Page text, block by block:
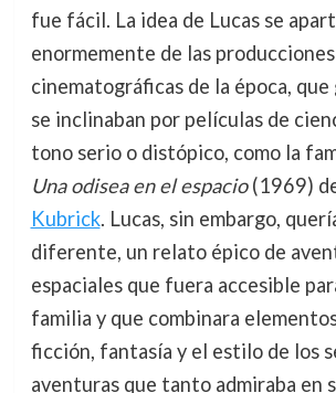
fue fácil. La idea de Lucas se
enormemente de las producciones
cinematográficas de la época,
se inclinaban por películas de
tono serio o distópico, como la
Una odisea en el espacio(1969)
Kubrick. Lucas, sin embargo,
diferente, un relato épico de
espaciales que fuera accesible
familia y que combinara
ficción, fantasía y el estilo de los
aventuras que tanto admiraba en